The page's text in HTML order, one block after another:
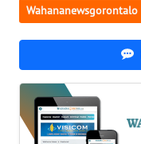
Wahananewsgorontalo
WN
NUSANTARA